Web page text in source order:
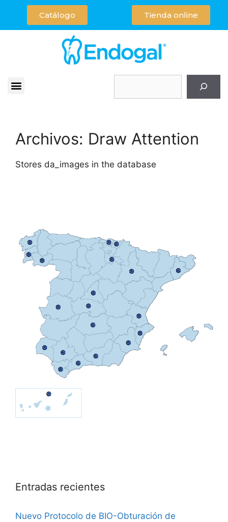
Catálogo Tienda online
Archivos: Draw Attention
Stores da_images in the database
Entradas recientes
Nuevo Protocolo de BIO-Obturación de